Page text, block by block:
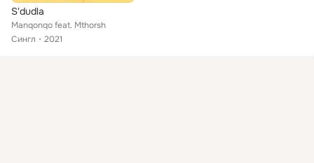
S'dudla
Manqonqo feat. Mthorsh
Сингл
2021